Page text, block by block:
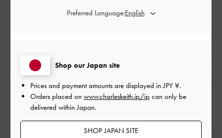
Shop our Japan site
Prices and payment amounts are displayed inJPY ¥.
Orders placed on www.charleskeith.jp/jp can only be
delivered within Japan.
SHOP JAPAN SITE
Preferred Language: